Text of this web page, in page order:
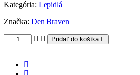
Kategória: Lepidlá
Značka: Den Braven
Pridať do košíka